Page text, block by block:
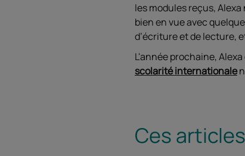
les modules reçus,
bien en vue avec
d’écriture et de lecture,
L'année prochaine,
scolarité internationale
Ces